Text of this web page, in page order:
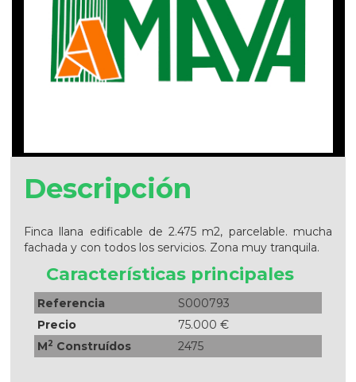
Descripción
Finca llana edificable de 2.475 m2, parcelable. mucha
fachada y con todos los servicios. Zona muy tranquila.
Características principales
Referencia
S000793
Precio
75.000 €
M2 Construídos 2475